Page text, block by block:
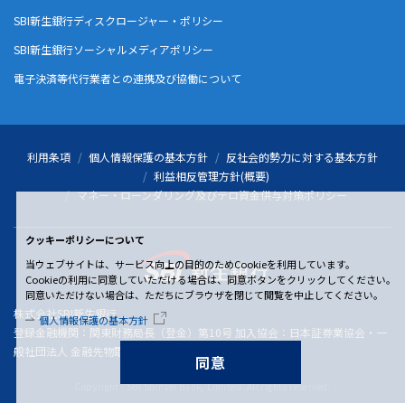
クッキーポリシーについて
当ウェブサイトは、サービス向上の目的のためCookieを利用しています。
Cookieの利用に同意していただける場合は、同意ボタンをクリックしてください。
同意いただけない場合は、ただちにブラウザを閉じて閲覧を中止してください。
個人情報保護の基本方針
同意
SBI新生銀行ディスクロージャー・ポリシー
SBI新生銀行ソーシャルメディアポリシー
電子決済等代行業者との連携及び協働について
利用条項 個人情報保護の基本方針
反社会的勢力に対する基本方針
利益相反管理方針(概要)
マネー・ローンダリング及びテロ資金供与対策ポリシー
株式会社SBI新生銀行
登録金融機関：関東財務局長（登金）第10号 加入協会：日本証券業協会・一
般社団法人 金融先物取引業協会
Copyright - SBI Shinsei Bank, Limited. All rights reserved.